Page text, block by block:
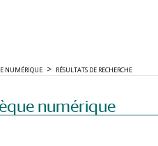
NUMÉRIQUE RÉSULTATS DE RECHERCHE
numérique